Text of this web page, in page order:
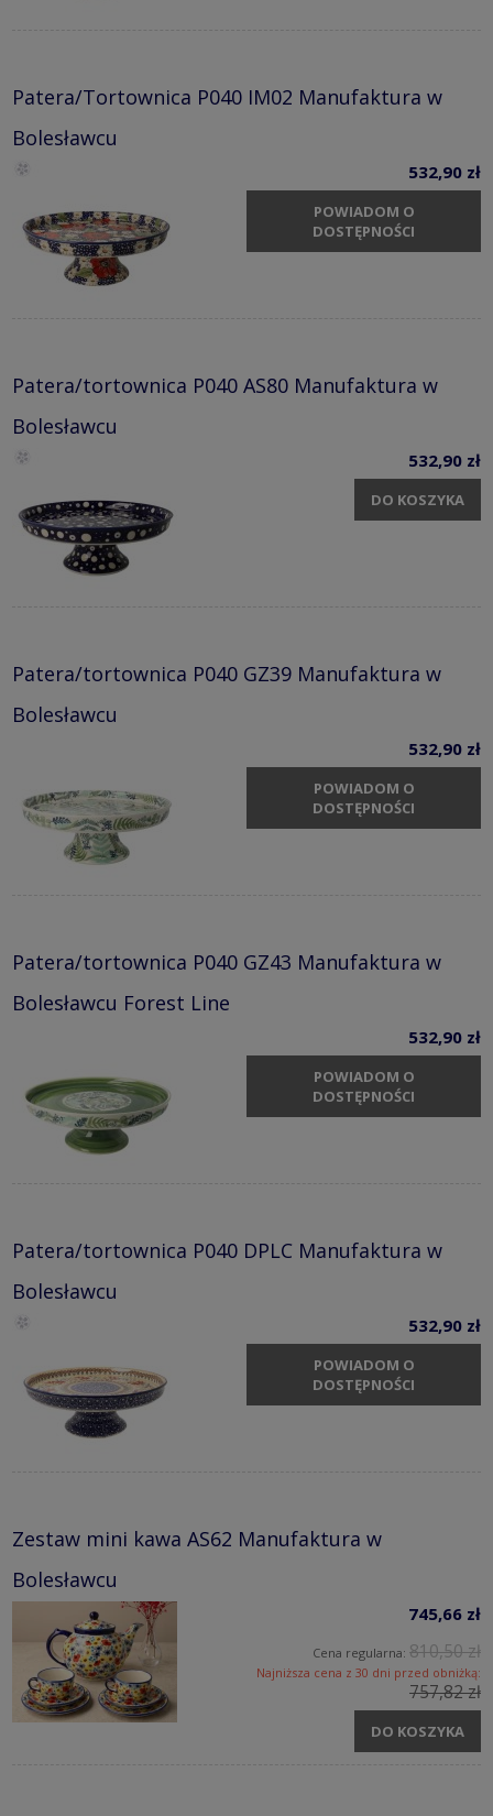
Patera/Tortownica P040 IM02 Manufaktura w
Bolesławcu
532,90 zł
POWIADOM O
DOSTĘPNOŚCI
Patera/tortownica P040 AS80 Manufaktura w
Bolesławcu
532,90 zł
DO KOSZYKA
Patera/tortownica P040 GZ39 Manufaktura w
Bolesławcu
532,90 zł
POWIADOM O
DOSTĘPNOŚCI
Patera/tortownica P040 GZ43 Manufaktura w
Bolesławcu Forest Line
532,90 zł
POWIADOM O
DOSTĘPNOŚCI
Patera/tortownica P040 DPLC Manufaktura w
Bolesławcu
532,90 zł
POWIADOM O
DOSTĘPNOŚCI
Zestaw mini kawa AS62 Manufaktura w
Bolesławcu
745,66 zł
Cena regularna: 810,50 zł
Najniższa cena z 30 dni przed obniżką:
757,82 zł
DO KOSZYKA